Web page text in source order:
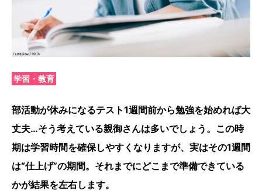
学習・教育
部活動が休みになるテスト1週間前から勉強を始めれば大
丈夫…そう考えている親御さんは多いでしょう。この時
期は学習時間を確保しやすくなりますが、実はその1週間
は“仕上げ”の期間。それまでにどこまで準備できている
かが結果を左右します。